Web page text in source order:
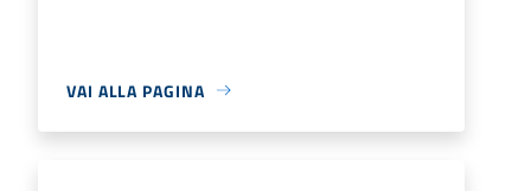
VAI ALLA PAGINA